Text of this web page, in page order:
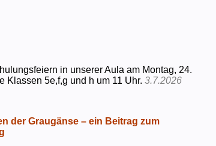
in unserer Aula am Montag, 24.
Klassen 5e,f,g und h um 11 Uhr.3.7.2026
der Graugänse – ein Beitrag zum